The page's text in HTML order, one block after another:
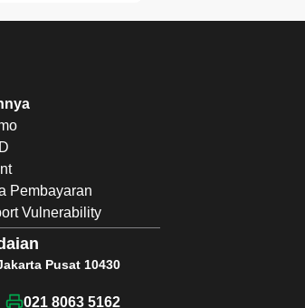
Pembayaran
Vulnerability
Pusat 10430
021 8063 5162